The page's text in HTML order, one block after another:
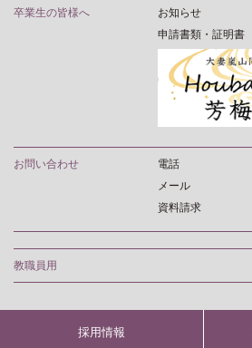
卒業生の皆様へ
お知らせ
申請書類・証明書
お問い合わせ
電話
メール
資料請求
教職員用
採用情報